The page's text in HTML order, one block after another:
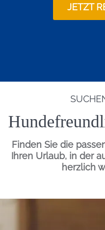
Hund am Strand
STRÄNDE - BEWACHTER
STRANDKORBVERMIETUNG -
Abschnitt 5.52.2 /
Rettungsschwimmer
Strandkorbvermietung /
JETZT
Finden Sie die
Ihren Urlaub, in der
herzlich